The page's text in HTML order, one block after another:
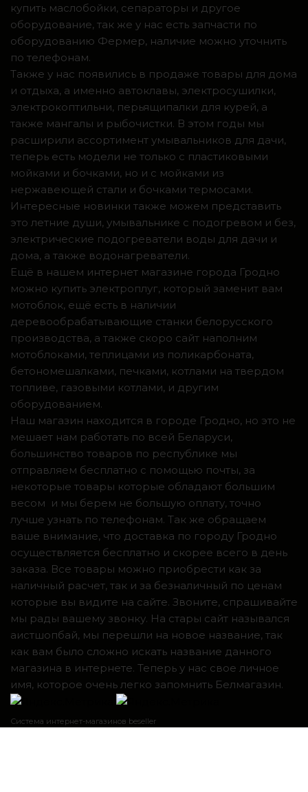
купить маслобойки, сепараторы и другое
оборудование, так же у нас есть запчасти по
оборудованию Фермер, наличие можно уточнить
по телефонам.
Также у нас появились в продаже товары для дома
и отдыха, а именно автоклавы, электросушилки,
электрокоптильни, перьящипалки для курей, а
также мангалы и рыбочистки. В этом годы мы
расширили ассортимент умывальников для дачи,
теперь есть модели не только с пластиковыми
мойками и бочками, но и с мойками из
нержавеющей стали и бочками термосами.
Интересные новинки также можем представить
это летние души, умывальнике с подогревом и без,
электрические подогреватели воды для дачи и
дома, а также водонагреватели.
Ещё в нашем интернет магазине города Гродно
можно купить электроплуг, который заменит вам
мотоблок, ещё есть в наличии
деревообрабатывающие станки белорусского
производства, а также скоро сайт наполним
мотоблоками, теплицами из поликарбоната,
бетономешалками, печками, котлами на твердом
топливе, газовыми котлами, и другим
оборудованием.
Наш магазин находится в городе Гродно, но это не
мешает нам работать по всей Беларуси,
большинство товаров по республике мы
отправляем бесплатно с помощью почты, за
некоторые товары которые обладают большим
весом и мы берем не большую оплату, точно
лучше узнать по телефонам. Так же обращаем
ваше внимание, что доставка по городу Гродно
осуществляется бесплатно и скорее всего в день
заказа. Все товары можно приобрести как за
наличный расчет, так и за безналичный по ценам
которые вы видите на сайте. Звоните, спрашивайте
мы рады вашему звонку. На стары сайт назывался
аистшопбай, мы перешли на новое название, так
как вам было сложно искать название данного
магазина в интернете. Теперь у нас свое личное
имя, которое очень легко запомнить Белмагазин.
Система интернет-магазинов beseller